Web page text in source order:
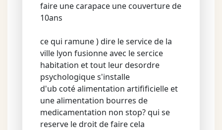
faire une carapace une couverture de
10ans
ce qui ramune ) dire le service de la
ville lyon fusionne avec le sercice
habitation et tout leur desordre
psychologique s'installe
d'ub coté alimentation artifificielle et
une alimentation bourres de
medicamentation non stop? qui se
reserve le droit de faire cela